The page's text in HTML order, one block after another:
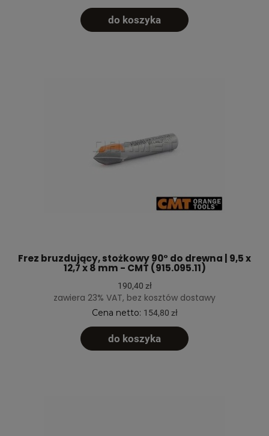
do koszyka
Frez bruzdujący, stożkowy 90° do drewna | 9,5 x
12,7 x 8 mm - CMT (915.095.11)
190,40 zł
zawiera 23% VAT, bez kosztów dostawy
Cena netto: 154,80 zł
do koszyka